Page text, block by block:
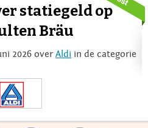
statiegeld op
Bräu
2026 overAldi in de categorie